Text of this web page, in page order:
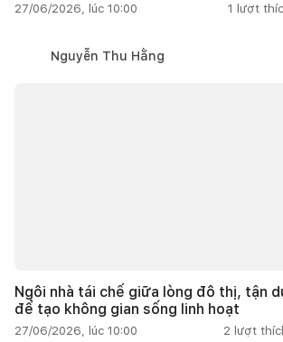
27/06/2026, lúc 10:00 1 lượt
Nguyễn Thu Hằng
Ngôi nhà tái chế giữa lòng đô thị, tận
để tạo không gian sống linh hoạt
27/06/2026, lúc 10:00 2 lượt